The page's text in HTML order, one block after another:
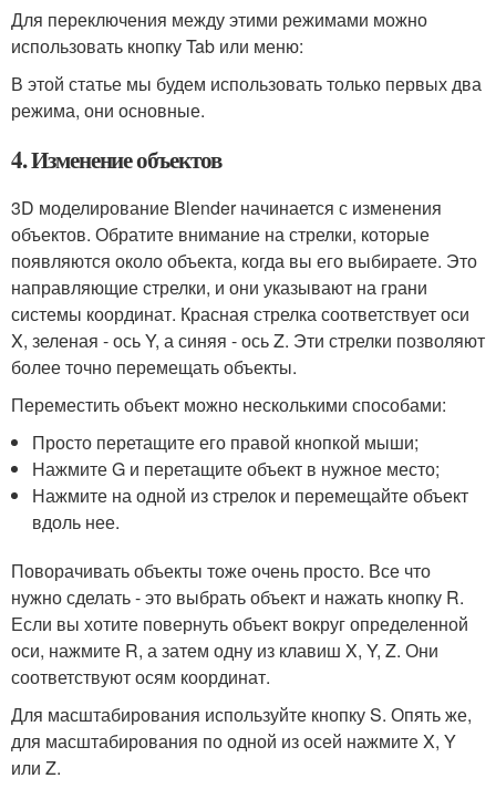
Для переключения между этими режимами можно
использовать кнопку Tab или меню:
В этой статье мы будем использовать только первых два
режима, они основные.
4. Изменение объектов
3D моделирование Blender начинается с изменения
объектов. Обратите внимание на стрелки, которые
появляются около объекта, когда вы его выбираете. Это
направляющие стрелки, и они указывают на грани
системы координат. Красная стрелка соответствует оси
X, зеленая - ось Y, а синяя - ось Z. Эти стрелки позволяют
более точно перемещать объекты.
Переместить объект можно несколькими способами:
Просто перетащите его правой кнопкой мыши;
Нажмите G и перетащите объект в нужное место;
Нажмите на одной из стрелок и перемещайте объект
вдоль нее.
Поворачивать объекты тоже очень просто. Все что
нужно сделать - это выбрать объект и нажать кнопку R.
Если вы хотите повернуть объект вокруг определенной
оси, нажмите R, а затем одну из клавиш X, Y, Z. Они
соответствуют осям координат.
Для масштабирования используйте кнопку S. Опять же,
для масштабирования по одной из осей нажмите X, Y
или Z.